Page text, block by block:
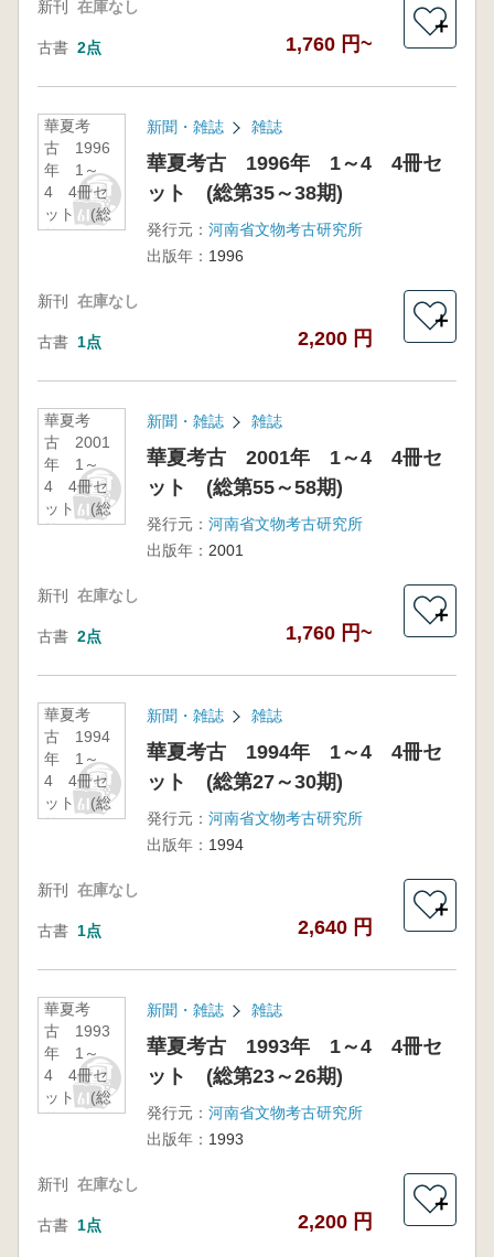
新刊 在庫なし
古書 2点 1,760 円~
＋
華夏考
古 1996
年 1～
4 4冊セ
ット (総
第35～38
新聞・雑誌 雑誌
華夏考古 1996年 1～4 4冊セ
ット (総第35～38期)
発行元： 河南省文物考古研究所
出版年： 1996
新刊 在庫なし
古書 1点 2,200 円
＋
華夏考
古 2001
年 1～
4 4冊セ
ット (総
第55～58
新聞・雑誌 雑誌
華夏考古 2001年 1～4 4冊セ
ット (総第55～58期)
発行元： 河南省文物考古研究所
出版年： 2001
新刊 在庫なし
古書 2点 1,760 円~
＋
華夏考
古 1994
年 1～
4 4冊セ
ット (総
第27～30
新聞・雑誌 雑誌
華夏考古 1994年 1～4 4冊セ
ット (総第27～30期)
発行元： 河南省文物考古研究所
出版年： 1994
新刊 在庫なし
古書 1点 2,640 円
＋
華夏考
古 1993
年 1～
4 4冊セ
ット (総
第23～26
新聞・雑誌 雑誌
華夏考古 1993年 1～4 4冊セ
ット (総第23～26期)
発行元： 河南省文物考古研究所
出版年： 1993
新刊 在庫なし
古書 1点 2,200 円
＋